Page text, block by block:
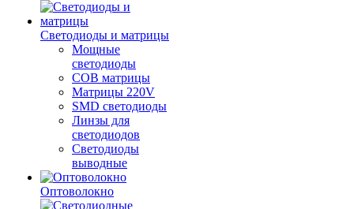
Светодиоды и матрицы
Мощные
светодиоды
COB матрицы
Матрицы 220V
SMD светодиоды
Линзы для
светодиодов
Светодиоды
выводные
Оптоволокно